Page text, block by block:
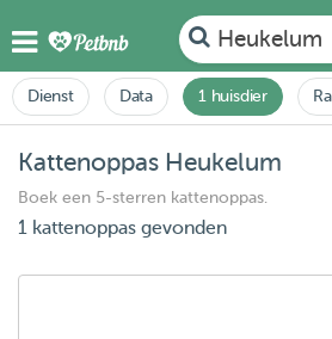
Heukelum
Dienst Data 1 huisdier
Kattenoppas Heukelum
Boek een 5-sterren kattenoppas.
1 kattenoppas gevonden